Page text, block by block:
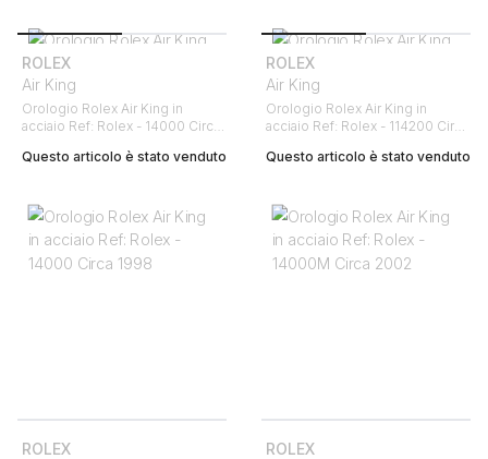
ROLEX
Air King
Orologio Rolex Air King in
acciaio Ref: Rolex - 14000 Circa
Questo articolo è stato venduto
ROLEX
Air King
Orologio Rolex Air King in
acciaio Ref: Rolex - 114200 Circa
Questo articolo è stato venduto
ROLEX
ROLEX